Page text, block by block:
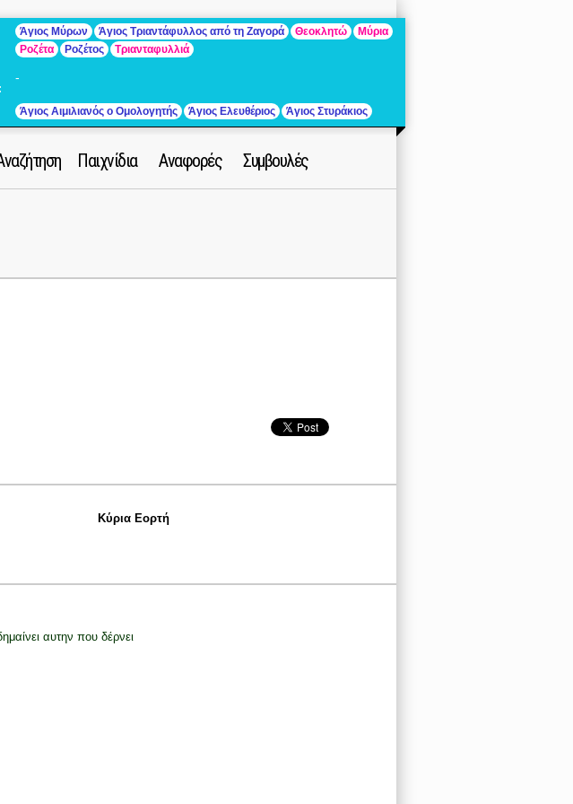
Άγιος Μύρων Άγιος Τριαντάφυλλος από τη Ζαγορά Θεοκλητώ
Μύρια
Ροζέτα
Ροζέτος Τριανταφυλλιά
-
Άγιος Αιμιλιανός ο Ομολογητής Άγιος Ελευθέριος Άγιος Στυράκιος
Παιχνίδια Αναφορές Συμβουλές
Κύρια Εορτή
αυτην που δέρνει